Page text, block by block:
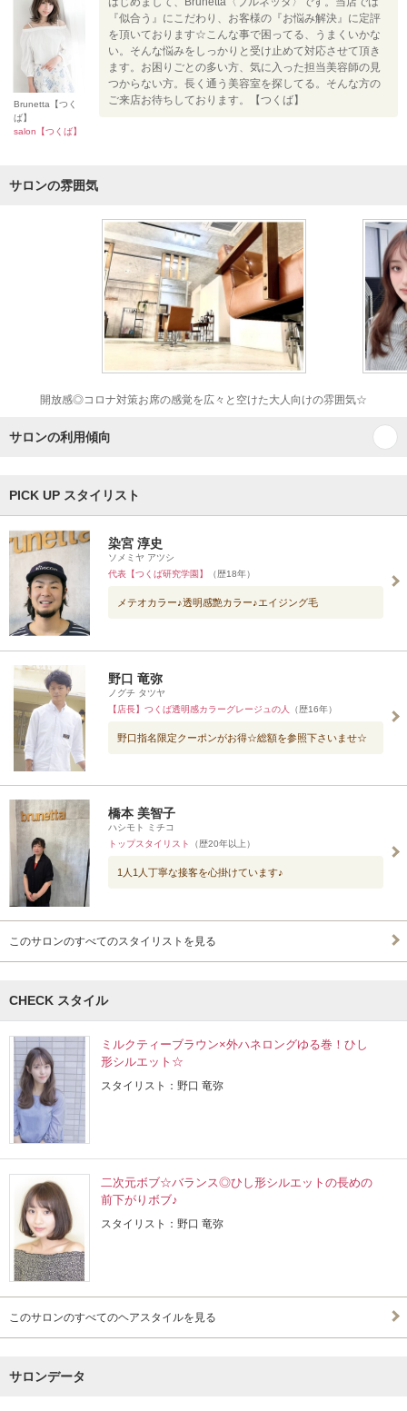
Brunetta【つく
ば】
salon【つくば】
『似合う』にこだわり、お客様の『お悩み解決』に定評
を頂いております☆こんな事で困ってる、うまくいかな
い。そんな悩みをしっかりと受け止めて対応させて頂き
ます。お困りごとの多い方、気に入った担当美容師の見
つからない方。長く通う美容室を探してる。そんな方の
ご来店お待ちしております。【つくば】
サロンの雰囲気
開放感◎コロナ対策お席の感覚を広々と空けた大人向けの雰囲気☆
サロンの利用傾向
PICK UP スタイリスト
染宮 淳史
ソメミヤ アツシ
代表【つくば研究学園】
（歴18年）
メテオカラー♪透明感艶カラー♪エイジング毛
野口 竜弥
ノグチ タツヤ
【店長】つくば透明感カラーグレージュの人
（歴16年）
野口指名限定クーポンがお得☆総額を参照下さいませ☆
橋本 美智子
ハシモト ミチコ
トップスタイリスト
（歴20年以上）
1人1人丁寧な接客を心掛けています♪
このサロンのすべてのスタイリストを見る
CHECK スタイル
ミルクティーブラウン×外ハネロングゆる巻！ひし
形シルエット☆
スタイリスト：野口 竜弥
二次元ボブ☆バランス◎ひし形シルエットの長めの
前下がりボブ♪
スタイリスト：野口 竜弥
このサロンのすべてのヘアスタイルを見る
サロンデータ